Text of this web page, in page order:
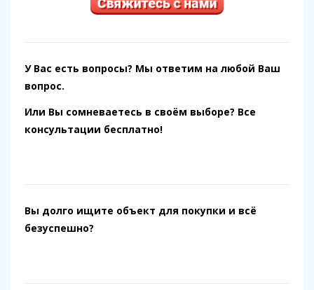
У Вас есть вопросы? Мы ответим на любой Ваш
вопрос.
Или Вы сомневаетесь в своём выборе? Все
консультации бесплатно!
Вы долго ищите объект для покупки и всё
безуспешно?